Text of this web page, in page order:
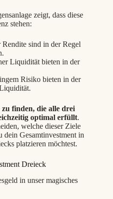
zeigt, dass diese
stehen:
sind in der Regel
Liquidität bieten in der
Risiko bieten in der
finden, die alle drei
optimal erfüllt.
welche dieser Ziele
Gesamtinvestment in
platzieren möchtest.
Dreieck
in unser magisches